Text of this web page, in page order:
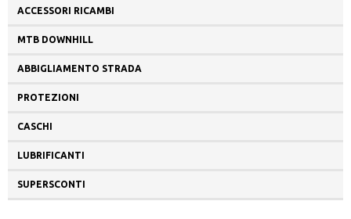
ACCESSORI RICAMBI
MTB DOWNHILL
ABBIGLIAMENTO STRADA
PROTEZIONI
CASCHI
LUBRIFICANTI
SUPERSCONTI